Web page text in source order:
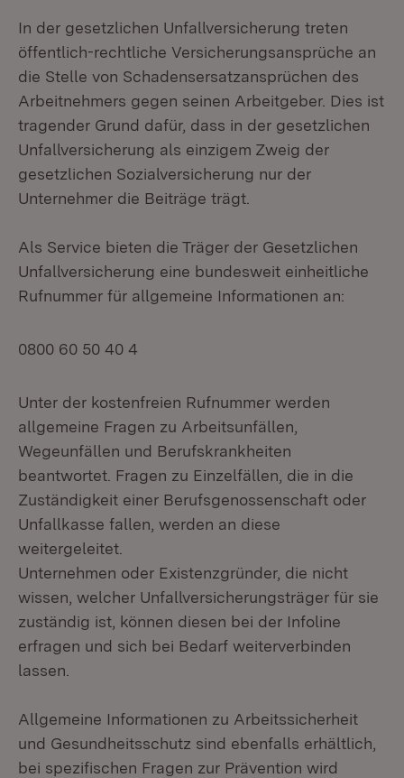
In der gesetzlichen Unfallversicherung treten
öffentlich-rechtliche Versicherungsansprüche an
die Stelle von Schadensersatzansprüchen des
Arbeitnehmers gegen seinen Arbeitgeber. Dies ist
tragender Grund dafür, dass in der gesetzlichen
Unfallversicherung als einzigem Zweig der
gesetzlichen Sozialversicherung nur der
Unternehmer die Beiträge trägt.
Als Service bieten die Träger der Gesetzlichen
Unfallversicherung eine bundesweit einheitliche
Rufnummer für allgemeine Informationen an:
0800 60 50 40 4
Unter der kostenfreien Rufnummer werden
allgemeine Fragen zu Arbeitsunfällen,
Wegeunfällen und Berufskrankheiten
beantwortet. Fragen zu Einzelfällen, die in die
Zuständigkeit einer Berufsgenossenschaft oder
Unfallkasse fallen, werden an diese
weitergeleitet.
Unternehmen oder Existenzgründer, die nicht
wissen, welcher Unfallversicherungsträger für sie
zuständig ist, können diesen bei der Infoline
erfragen und sich bei Bedarf weiterverbinden
lassen.
Allgemeine Informationen zu Arbeitssicherheit
und Gesundheitsschutz sind ebenfalls erhältlich,
bei spezifischen Fragen zur Prävention wird